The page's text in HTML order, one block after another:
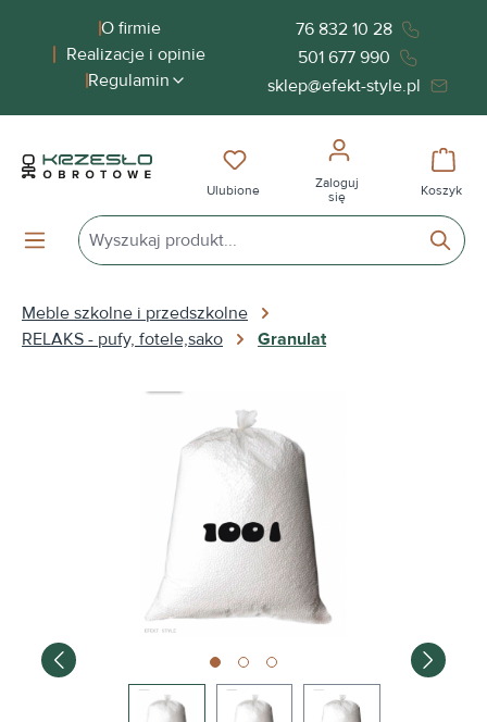
zawartościO firmie
Realizacje i opinie
Regulamin
76 832 10 28
501 677 990
sklep@efekt-style.pl
Masz 0 przedmioty na liście
Ulubione
Zaloguj
się
Koszyk
Meble szkolne i przedszkolne
RELAKS - pufy, fotele,sako
Granulat